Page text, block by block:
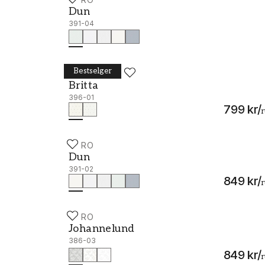
Dun
391-04
Bestselger
DURO
Britta
396-01
799 kr/
Britta - 396-01
DURO
Dun
391-02
849 kr/
Dun - 391-02
DURO
Johannelund
386-03
849 kr/
Johannelund - 386-03